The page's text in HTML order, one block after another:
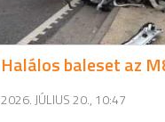
Halálos baleset az
2026. JÚLIUS 20., 10:47